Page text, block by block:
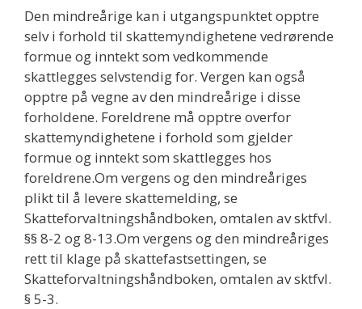
Den mindreårige kan i utgangspunktet opptre
selv i forhold til skattemyndighetene vedrørende
formue og inntekt som vedkommende
skattlegges selvstendig for. Vergen kan også
opptre på vegne av den mindreårige i disse
forholdene. Foreldrene må opptre overfor
skattemyndighetene i forhold som gjelder
formue og inntekt som skattlegges hos
foreldrene.Om vergens og den mindreåriges
plikt til å levere skattemelding, se
Skatteforvaltningshåndboken, omtalen av sktfvl.
§§ 8-2 og 8-13.Om vergens og den mindreåriges
rett til klage på skattefastsettingen, se
Skatteforvaltningshåndboken, omtalen av sktfvl.
§ 5-3.